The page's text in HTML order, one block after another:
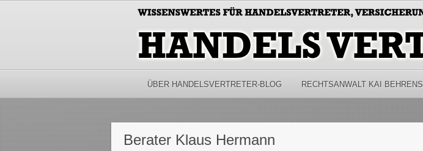
ÜBER HANDELSVERTRETER-BLOG RECHTSANWALT KAI BEHRENS
Berater Klaus Hermann